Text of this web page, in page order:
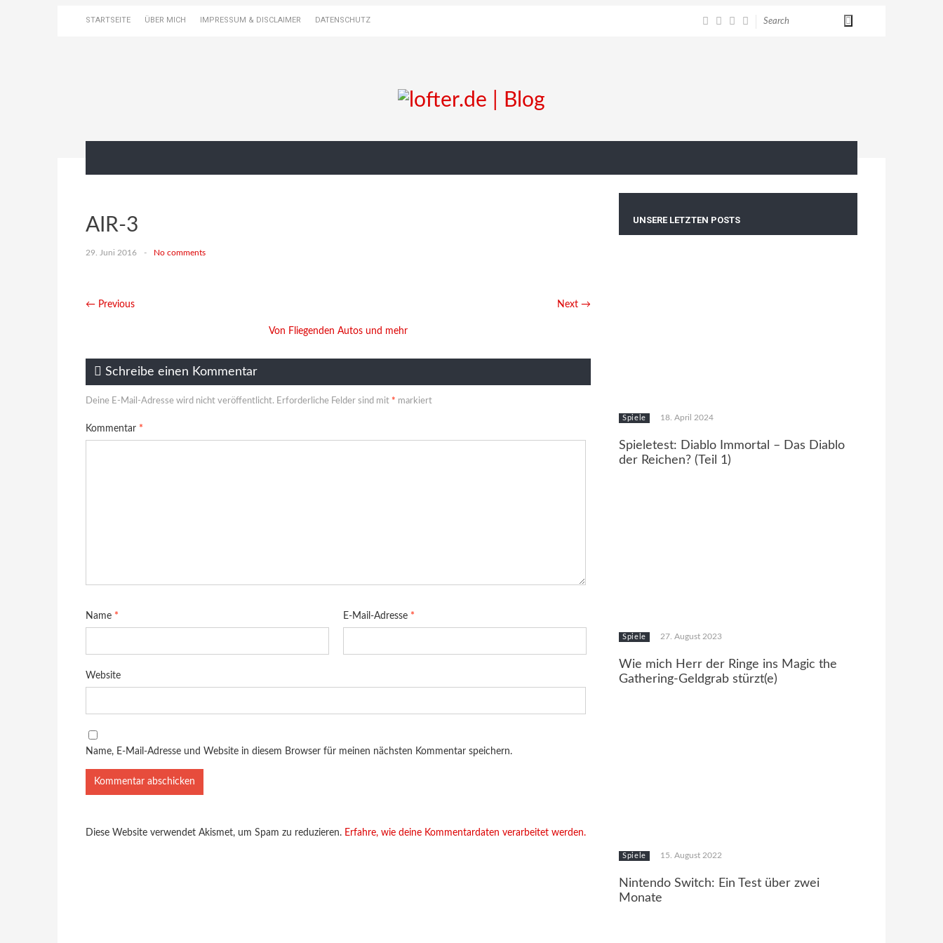
STARTSEITE ÜBER MICH IMPRESSUM & DISCLAIMER DATENSCHUTZ
AIR-3
29. Juni 2016 - No comments
← Previous Next →
Von Fliegenden Autos und mehr
Schreibe einen Kommentar
Deine E-Mail-Adresse wird nicht veröffentlicht. Erforderliche Felder sind mit * markiert
Kommentar *
Name * E-Mail-Adresse *
Website
Name, E-Mail-Adresse und Website in diesem Browser für meinen nächsten Kommentar speichern.
Diese Website verwendet Akismet, um Spam zu reduzieren. Erfahre, wie deine Kommentardaten verarbeitet werden.
UNSERE LETZTEN POSTS
Spiele 18. April 2024
Spieletest: Diablo Immortal – Das Diablo
der Reichen? (Teil 1)
Spiele 27. August 2023
Wie mich Herr der Ringe ins Magic the
Gathering-Geldgrab stürzt(e)
Spiele 15. August 2022
Nintendo Switch: Ein Test über zwei
Monate